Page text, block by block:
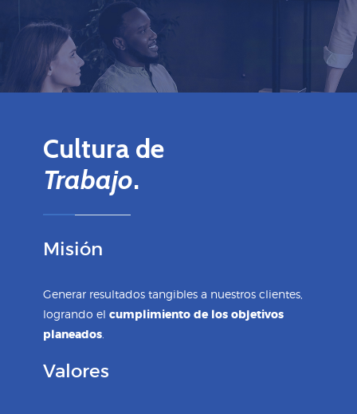
Cultura de
Trabajo.
Misión
Generar resultados tangibles a nuestros clientes,
logrando el cumplimiento de los objetivos
planeados.
Valores